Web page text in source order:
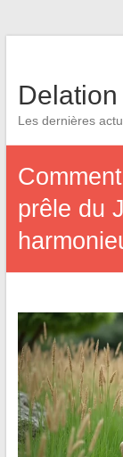
Les dernières
prêle du